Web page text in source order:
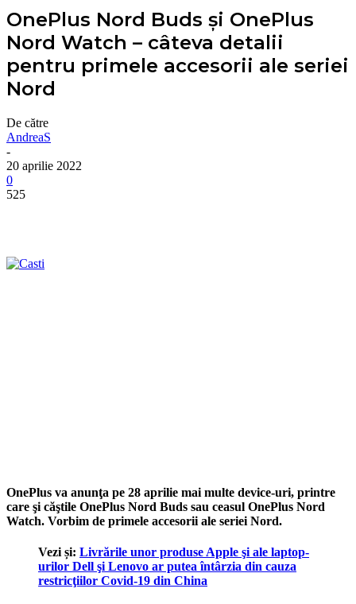
OnePlus Nord Buds şi OnePlus
Nord Watch – câteva detalii
pentru primele accesorii ale seriei
Nord
De către
AndreaS
-
20 aprilie 2022
0
525
OnePlus va anunţa pe 28 aprilie mai multe device-uri, printre
care şi căştile OnePlus Nord Buds sau ceasul OnePlus Nord
Watch. Vorbim de primele accesorii ale seriei Nord.
Vezi și: Livrările unor produse Apple şi ale laptop-
urilor Dell şi Lenovo ar putea întârzia din cauza
restricţiilor Covid-19 din China